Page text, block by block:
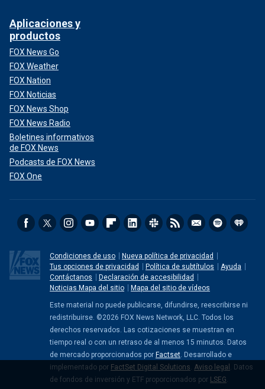
Aplicaciones y
productos
FOX News Go
FOX Weather
FOX Nation
FOX Noticias
FOX News Shop
FOX News Radio
Boletines informativos
de FOX News
Podcasts de FOX News
FOX One
Condiciones de uso
Nueva política de privacidad
Tus opciones de privacidad
Política de subtítulos
Ayuda
Contáctanos
Declaración de accesibilidad
Noticias Mapa del sitio
Mapa del sitio de vídeos
Este material no puede publicarse, difundirse, reescribirse ni
redistribuirse. ©2026 FOX News Network, LLC. Todos los
derechos reservados. Las cotizaciones se muestran en
tiempo real o con un retraso de al menos 15 minutos. Datos
de mercado proporcionados por Factset . Desarrollado e
implementado por FactSet Digital Solutions Aviso legal
. Datos
de fondos de inversión y ETF proporcionados por LSEG